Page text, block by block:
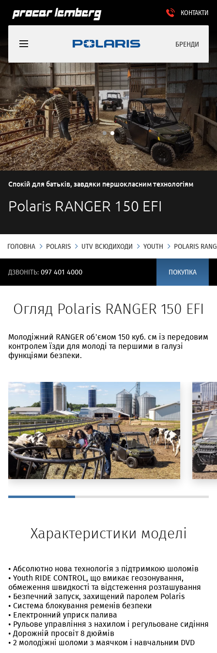
КОНТАКТИ
БРЕНДИ
Спокій для батьків, завдяки першокласним технологіям
Polaris RANGER 150 EFI
ГОЛОВНА POLARIS UTV ВСЮДИХОДИ YOUTH POLARIS
ПОКУПКА
ДЗВОНІТЬ: 097 401 4000
Огляд Polaris RANGER 150 EFI
Молодіжний RANGER об’ємом 150 куб. см із передовим
контролем їзди для молоді та першими в галузі
функціями безпеки.
Характеристики моделі
• Абсолютно нова технологія з підтримкою шоломів
• Youth RIDE CONTROL, що вмикає геозонування,
обмеження швидкості та відстеження розташування
• Безпечний запуск, захищений паролем Polaris
• Система блокування ременів безпеки
• Електронний уприск палива
• Рульове управління з нахилом і регульоване сидіння
• Дорожній просвіт 8 дюймів
• 2 молодіжні шоломи з маячком і навчальним DVD